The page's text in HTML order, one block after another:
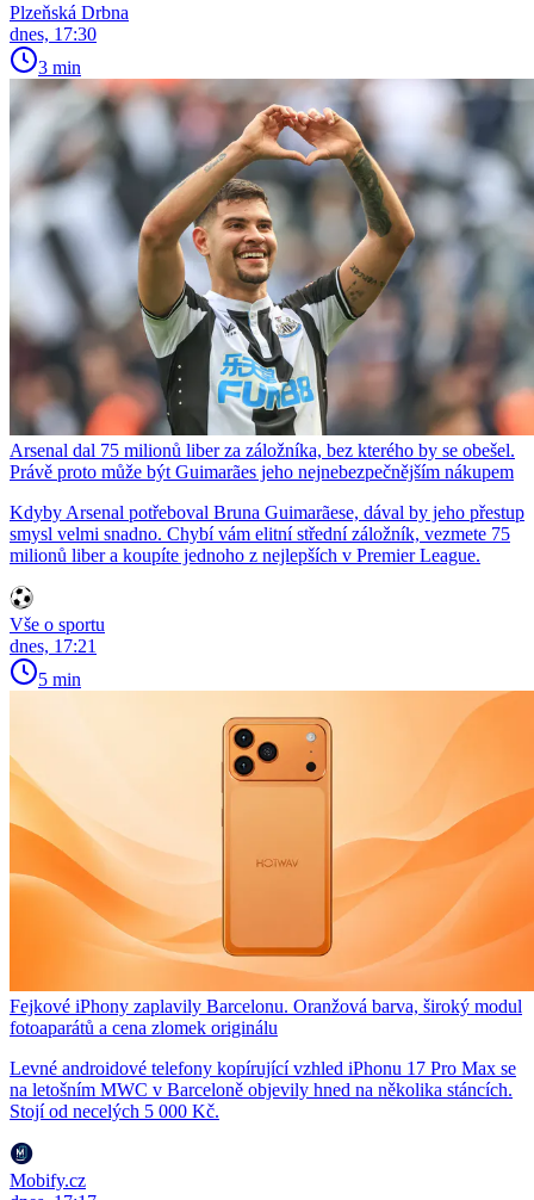
Plzeňská Drbna
dnes, 17:30
3 min
Arsenal dal 75 milionů liber za záložníka, bez kterého by se obešel.
Právě proto může být Guimarães jeho nejnebezpečnějším nákupem
Kdyby Arsenal potřeboval Bruna Guimarãese, dával by jeho přestup
smysl velmi snadno. Chybí vám elitní střední záložník, vezmete 75
milionů liber a koupíte jednoho z nejlepších v Premier League.
Vše o sportu
dnes, 17:21
5 min
Fejkové iPhony zaplavily Barcelonu. Oranžová barva, široký modul
fotoaparátů a cena zlomek originálu
Levné androidové telefony kopírující vzhled iPhonu 17 Pro Max se
na letošním MWC v Barceloně objevily hned na několika stáncích.
Stojí od necelých 5 000 Kč.
Mobify.cz